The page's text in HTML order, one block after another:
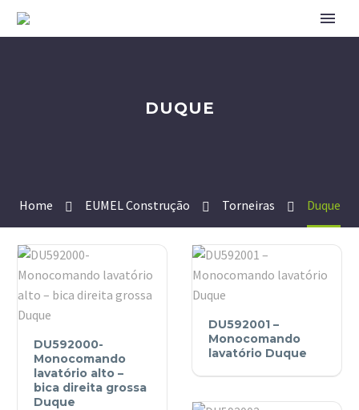
DUQUE
Home EUMEL Construção Torneiras Duque
Monocomando
lavatório
alto
DU592000-
Monocomando
lavatório alto –
bica direita grossa
Duque
Monocomando
lavatório
DU592001 –
Monocomando
lavatório Duque